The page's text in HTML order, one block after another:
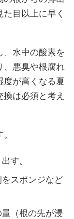
目以上に早く
、水中の酸素を
、悪臭や根腐れ
度が高くなる夏
は必須と考え
す。
スポンジなど
（根の先が浸